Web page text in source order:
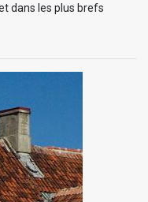
dans les plus brefs